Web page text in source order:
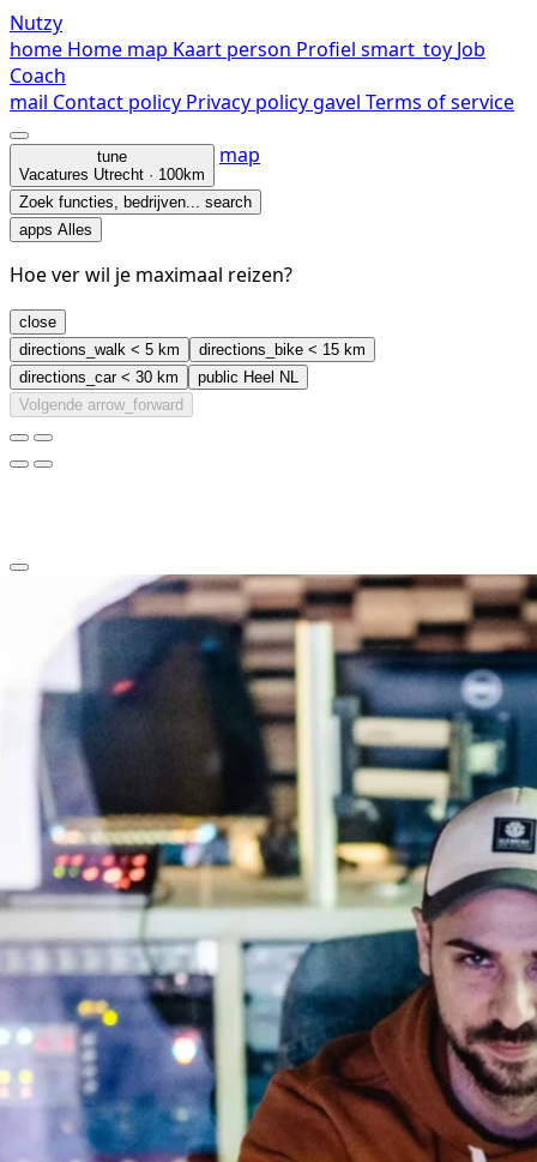
Nutzy
home Home map Kaart person Profiel smart_toy Job
Coach
mail Contact policy Privacy policygavel Terms of service
tune
Vacatures Utrecht · 100km
map
Zoek functies, bedrijven... search
apps Alles
Hoe ver wil je maximaal reizen?
close
directions_walk < 5 km directions_bike < 15 km
directions_car< 30 km public Heel NL
Volgende arrow_forward
arrow_back_ios_new
share